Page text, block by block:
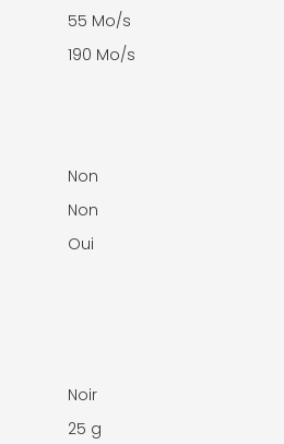
55 Mo/s
190 Mo/s
Non
Non
Oui
Noir
25 g